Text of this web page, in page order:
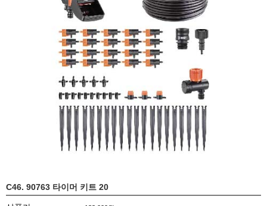
C46. 90763 타이머 키트 20